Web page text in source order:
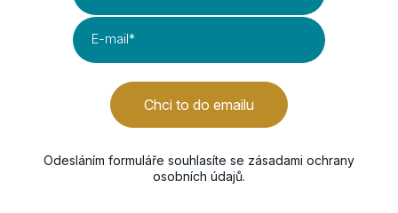
E-mail*
Chci to do emailu
Odesláním formuláře souhlasíte se zásadami ochrany
osobních údajů.